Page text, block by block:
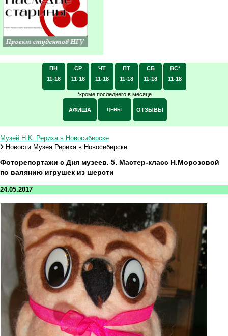
ПН
11-18
СР
11-18
ЧТ
11-18
ПТ
11-18
СБ
11-18
ВС*
11-18
*кроме последнего в месяце
АФИША ЦЕНЫ ОТЗЫВЫ
Музей Н.К. Рериха в Новосибирске
Новости Музея Рериха в Новосибирске
Фоторепортажи с Дня музеев. 5. Мастер-класс Н.Морозовой
по валянию игрушек из шерсти
24.05.2017